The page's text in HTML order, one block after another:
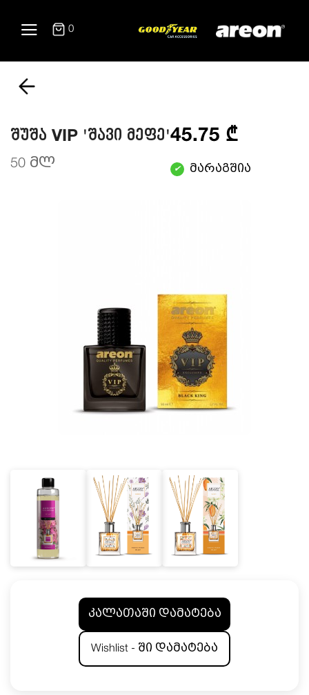
0
შუშა VIP 'შავი მეფე'
50 მლ
45.75 ₾
✔ მარაგშია
კალათაში დამატება
Wishlist - ში დამატება